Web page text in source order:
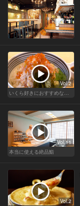
Vol.2
いくら好きにおすすめな東京の人気店！
Vol.11
本当に使える絶品鮨
Vol.2